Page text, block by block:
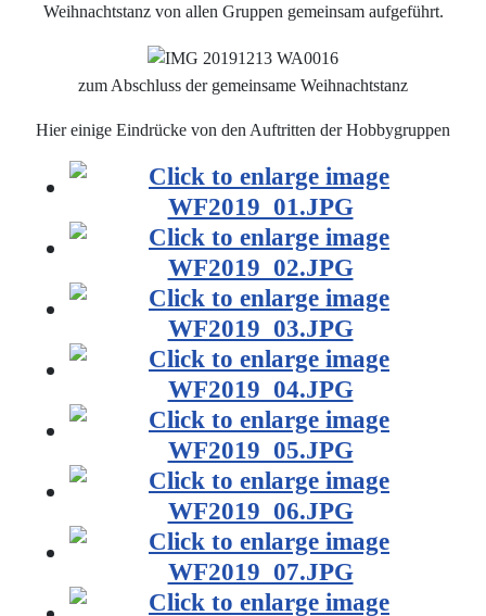
Weihnachtstanz von allen Gruppen gemeinsam aufgeführt.
zum Abschluss der gemeinsame Weihnachtstanz
Hier einige Eindrücke von den Auftritten der Hobbygruppen